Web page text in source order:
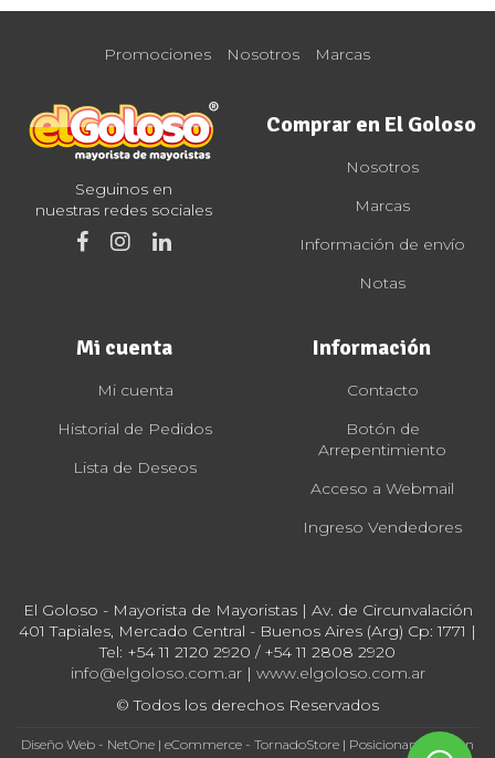
Promociones Nosotros Marcas
Seguinos en
nuestras redes sociales
Comprar en El Goloso
Nosotros
Marcas
Información de envío
Notas
Mi cuenta
Mi cuenta
Historial de Pedidos
Lista de Deseos
Información
Contacto
Botón de
Arrepentimiento
Acceso a Webmail
Ingreso Vendedores
El Goloso - Mayorista de Mayoristas | Av. de Circunvalación
401 Tapiales, Mercado Central - Buenos Aires (Arg) Cp: 1771 |
Tel: +54 11 2120 2920 / +54 11 2808 2920
info@elgoloso.com.ar| www.elgoloso.com.ar
© Todos los derechos Reservados
Diseño Web - NetOne | eCommerce - TornadoStore | Posicionamiento en